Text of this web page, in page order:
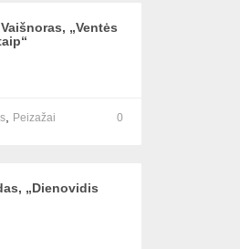
„Ventės
, Peizažai 0
„Dienovidis